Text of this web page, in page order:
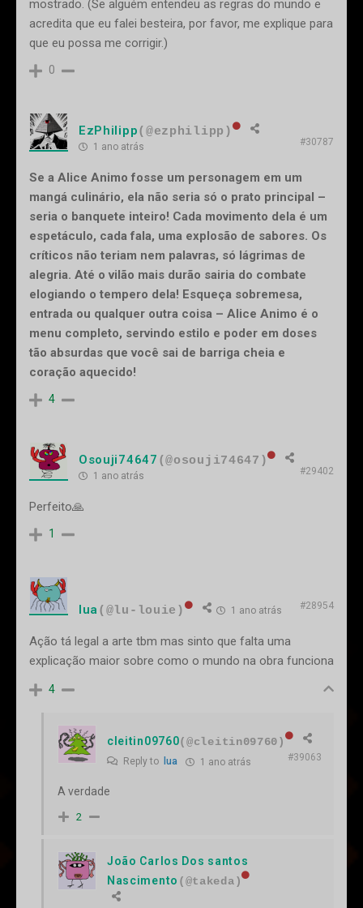
mostrado. (Se alguém entendeu as regras do mundo e
acredita que eu falei besteira, por favor, me explique para
que eu possa me corrigir.)
0
EzPhilipp(@ezphilipp)
1 ano atrás #30787
Se a Alice Animo fosse um personagem em um
mangá culinário, ela não seria só o prato principal –
seria o banquete inteiro! Cada movimento dela é um
espetáculo, cada fala, uma explosão de sabores. Os
críticos não teriam nem palavras, só lágrimas de
alegria. Até o vilão mais durão sairia do combate
elogiando o tempero dela! Esqueça sobremesa,
entrada ou qualquer outra coisa – Alice Animo é o
menu completo, servindo estilo e poder em doses
tão absurdas que você sai de barriga cheia e
coração aquecido!
4
Osouji74647 (@osouji74647)
1 ano atrás #29402
Perfeito🙏
1
lua (@lu-louie) 1 ano atrás #28954
Ação tá legal a arte tbm mas sinto que falta uma
explicação maior sobre como o mundo na obra funciona
4
cleitin09760(@cleitin09760)
Reply to lua 1 ano atrás #39063
A verdade
2
João Carlos Dos santos
Nascimento (@takeda)